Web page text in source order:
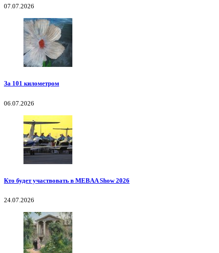
07.07.2026
За 101 километром
06.07.2026
Кто будет участвовать в MEBAA Show 2026
24.07.2026